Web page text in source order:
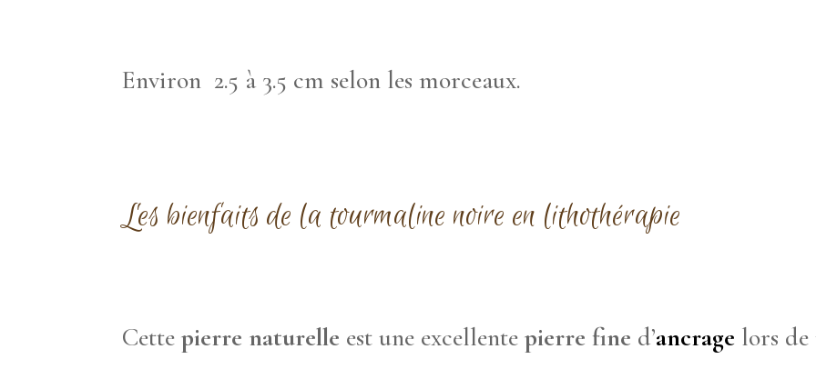
Environ 2.5 à 3.5 cm selon les morceaux.
Les bienfaits de la tourmaline noire en lithothérapie
Cettepierre naturelle est une excellentepierre fine d’ancrage lors